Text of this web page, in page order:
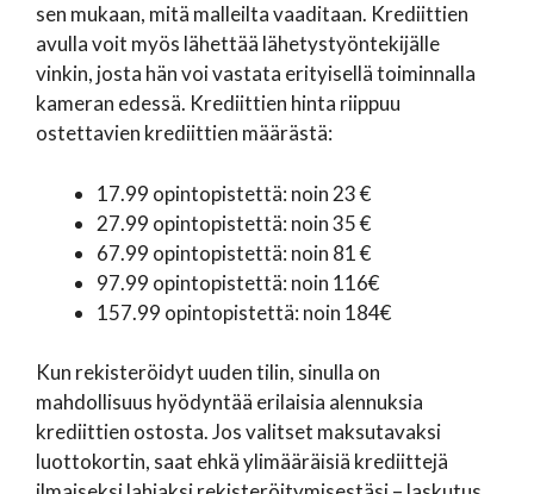
sen mukaan, mitä malleilta vaaditaan. Krediittien
avulla voit myös lähettää lähetystyöntekijälle
vinkin, josta hän voi vastata erityisellä toiminnalla
kameran edessä. Krediittien hinta riippuu
ostettavien krediittien määrästä:
17.99 opintopistettä: noin 23 €
27.99 opintopistettä: noin 35 €
67.99 opintopistettä: noin 81 €
97.99 opintopistettä: noin 116€
157.99 opintopistettä: noin 184€
Kun rekisteröidyt uuden tilin, sinulla on
mahdollisuus hyödyntää erilaisia alennuksia
krediittien ostosta. Jos valitset maksutavaksi
luottokortin, saat ehkä ylimääräisiä krediittejä